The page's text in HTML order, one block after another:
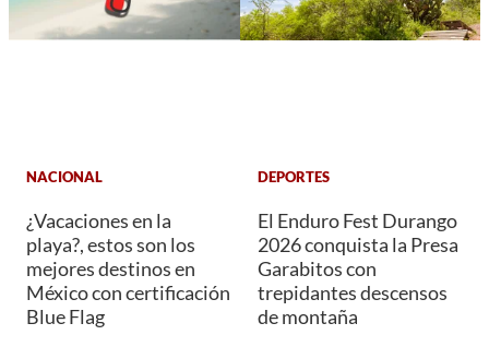
NACIONAL
¿Vacaciones en la
playa?, estos son los
mejores destinos en
México con certificación
Blue Flag
DEPORTES
El Enduro Fest Durango
2026 conquista la Presa
Garabitos con
trepidantes descensos
de montaña